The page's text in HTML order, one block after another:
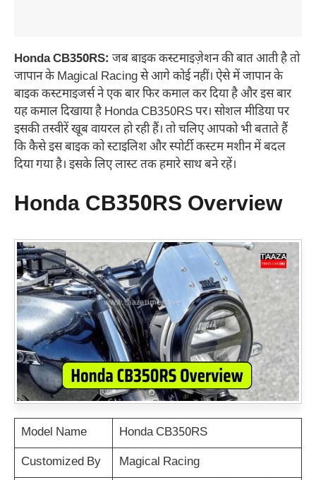
Honda CB350RS: जब बाइक कस्टमाइज़ेशन की बात आती है तो
जापान के Magical Racing से आगे कोई नहीं। ऐसे में जापान के
बाइक कस्टमाइजर्स ने एक बार फिर कमाल कर दिया है और इस बार
यह कमाल दिखाया है Honda CB350RS पर। सोशल मीडिया पर
इसकी तस्वीरें खूब वायरल हो रही हैं। तो चलिए आपको भी बताते हैं
कि कैसे इस बाइक को स्टाइलिश और स्पोर्टी कस्टम मशीन में बदल
दिया गया है। इसके लिए लास्ट तक हमारे साथ बने रहें।
Honda CB350RS Overview
Model Name
Honda CB350RS
Customized By
Magical Racing